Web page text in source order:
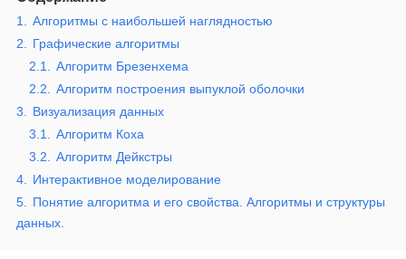
1.
Алгоритмы с наибольшей наглядностью
2.
Графические алгоритмы
2.1.
Алгоритм Брезенхема
2.2.
Алгоритм построения выпуклой оболочки
3.
Визуализация данных
3.1.
Алгоритм Коха
3.2.
Алгоритм Дейкстры
4.
Интерактивное моделирование
5.
Понятие алгоритма и его свойства. Алгоритмы и структуры
данных.